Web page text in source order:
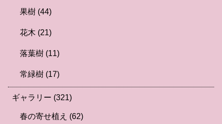
果樹 (44)
花木 (21)
落葉樹 (11)
常緑樹 (17)
ギャラリー (321)
春の寄せ植え (62)